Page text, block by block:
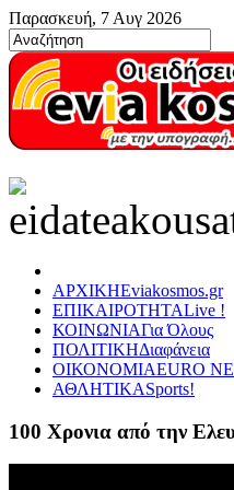
Παρασκευή, 7 Αυγ 2026
ΑΡΧΙΚΗEviakosmos.gr
ΕΠΙΚΑΙΡΟΤΗΤΑLive !
ΚΟΙΝΩΝΙΑΓια Όλους
ΠΟΛΙΤΙΚΗΔιαφάνεια
ΟΙΚΟΝΟΜΙΑEURO
ΑΘΛΗΤΙΚΑSports!
100 Χρονια από την